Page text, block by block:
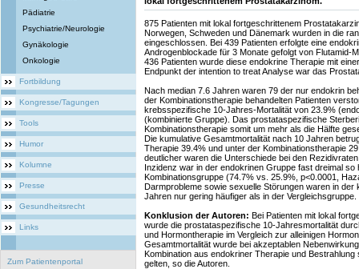
Pädiatrie
Psychiatrie/Neurologie
Gynäkologie
Onkologie
Fortbildung
Kongresse/Tagungen
Tools
Humor
Kolumne
Presse
Gesundheitsrecht
Links
Zum Patientenportal
875 Patienten mit lokal fortgeschrittenem
Norwegen, Schweden und Dänemark wurden in die
eingeschlossen. Bei 439 Patienten erfolgte eine
Androgenblockade für 3 Monate gefolgt von Flutamid-
436 Patienten wurde diese endokrine Therapie mit
Endpunkt der intention to treat Analyse war das
Nach median 7.6 Jahren waren 79 der nur endokrin
der Kombinationstherapie behandelten Patienten
krebsspezifische 10-Jahres-Mortalität von 23.9%
(kombinierte Gruppe). Das prostataspezifische
Kombinationstherapie somit um mehr als die Hälfte
Die kumulative Gesamtmortalität nach 10 Jahren
Therapie 39.4% und unter der Kombinationstherapie
deutlicher waren die Unterschiede bei den
Inzidenz war in der endokrinen Gruppe fast dreimal so
Kombinationsgruppe (74.7% vs. 25.9%, p<0.0001,
Darmprobleme sowie sexuelle Störungen waren in der
Jahren nur gering häufiger als in der Vergleichsgruppe.
Konklusion der Autoren: Bei Patienten mit lokal
wurde die prostataspezifische 10-Jahresmortalität
und Hormontherapie im Vergleich zur alleinigen
Gesamtmortalität wurde bei akzeptablen
Kombination aus endokriner Therapie und Bestrahlung
gelten, so die Autoren.